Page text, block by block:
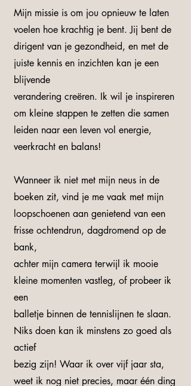
Mijn missie is om jou opnieuw te laten
voelen hoe krachtig je bent. Jij bent de
dirigent van je gezondheid, en met de
juiste kennis en inzichten kan je een
blijvende
verandering creëren. Ik wil je inspireren
om kleine stappen te zetten die samen
leiden naar een leven vol energie,
veerkracht en balans!
Wanneer ik niet met mijn neus in de
boeken zit, vind je me vaak met mijn
loopschoenen aan genietend van een
frisse ochtendrun, dagdromend op de
bank,
achter mijn camera terwijl ik mooie
kleine momenten vastleg, of probeer ik
een
balletje binnen de tennislijnen te slaan.
Niks doen kan ik minstens zo goed als
actief
bezig zijn! Waar ik over vijf jaar sta,
weet ik nog niet precies, maar één ding